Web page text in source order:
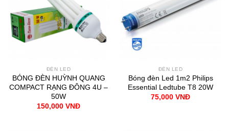
ĐÈN LED
BÓNG ĐÈN HUỲNH QUANG
COMPACT RẠNG ĐÔNG 4U –
50W
150,000 VNĐ
ĐÈN LED
Bóng đèn Led 1m2 Philips
Essential Ledtube T8 20W
75,000 VNĐ